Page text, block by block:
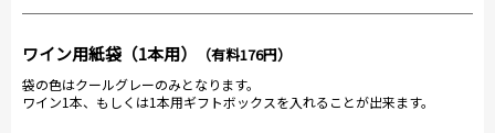
ワイン用紙袋（1本用） （有料176円）
袋の色はクールグレーのみとなります。
ワイン1本、もしくは1本用ギフトボックスを入れることが出来ます。